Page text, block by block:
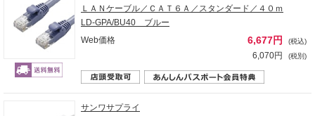
ＬＡＮケーブル／ＣＡＴ６Ａ／スタンダード／４０ｍ
LD-GPA/BU40 ブルー
Web価格
6,677円 (税込)
6,070円 (税別)
サンワサプライ